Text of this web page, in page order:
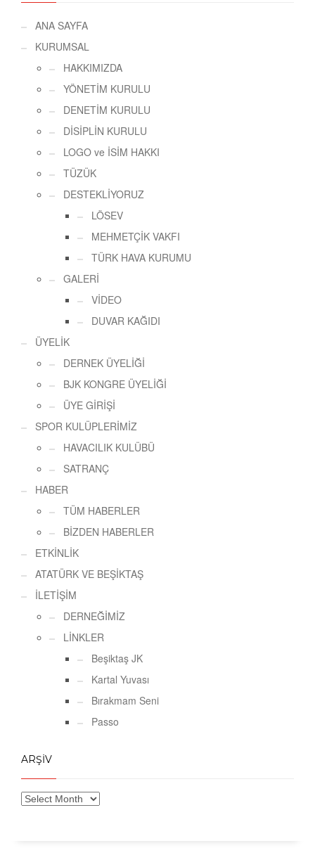
ANA SAYFA
KURUMSAL
HAKKIMIZDA
YÖNETİM KURULU
DENETİM KURULU
DİSİPLİN KURULU
LOGO ve İSİM HAKKI
TÜZÜK
DESTEKLİYORUZ
LÖSEV
MEHMETÇİK VAKFI
TÜRK HAVA KURUMU
GALERİ
VİDEO
DUVAR KAĞIDI
ÜYELİK
DERNEK ÜYELİĞİ
BJK KONGRE ÜYELİĞİ
ÜYE GİRİŞİ
SPOR KULÜPLERİMİZ
HAVACILIK KULÜBÜ
SATRANÇ
HABER
TÜM HABERLER
BİZDEN HABERLER
ETKİNLİK
ATATÜRK VE BEŞİKTAŞ
İLETİŞİM
DERNEĞİMİZ
LİNKLER
Beşiktaş JK
Kartal Yuvası
Bırakmam Seni
Passo
ARŞİV